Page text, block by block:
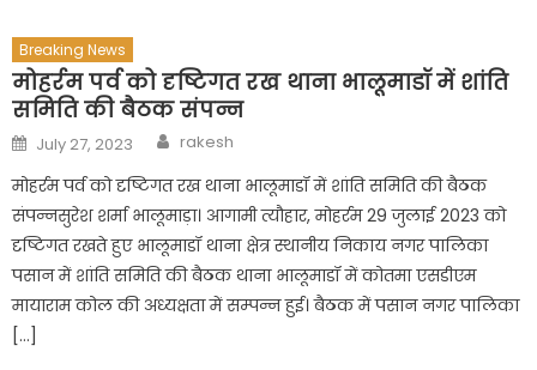
Breaking News
मोहर्रम पर्व को दृष्टिगत रख थाना भालूमाडॉ में शांति
समिति की बैठक संपन्न
Posted
on
July 27, 2023 Author
rakesh
मोहर्रम पर्व को दृष्टिगत रख थाना भालूमाडॉ में शांति समिति की बैठक
संपन्नसुरेश शर्मा भालूमाड़ा। आगामी त्यौहार, मोहर्रम 29 जुलाई 2023 को
दृष्टिगत रखते हुए भालूमाडॉ थाना क्षेत्र स्थानीय निकाय नगर पालिका
पसान में शांति समिति की बैठक थाना भालूमाडॉ में कोतमा एसडीएम
मायाराम कोल की अध्यक्षता में सम्पन्न हुई। बैठक में पसान नगर पालिका
[…]